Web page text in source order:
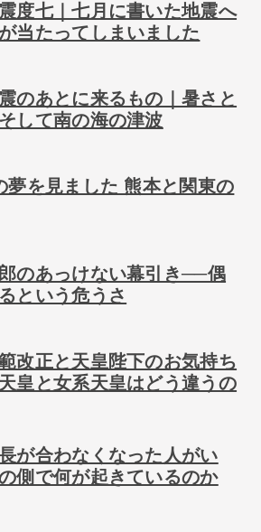
度七｜七月に書いた地震へ
当たってしまいました
のあとに来るもの｜暑さと
して南の海の津波
夢を見ました 熊本と関東の
のあっけない幕引き──偶
という危うさ
改正と天皇陛下のお気持ち
天皇と女系天皇はどう違うの
が合わなくなった人がい
側で何が起きているのか